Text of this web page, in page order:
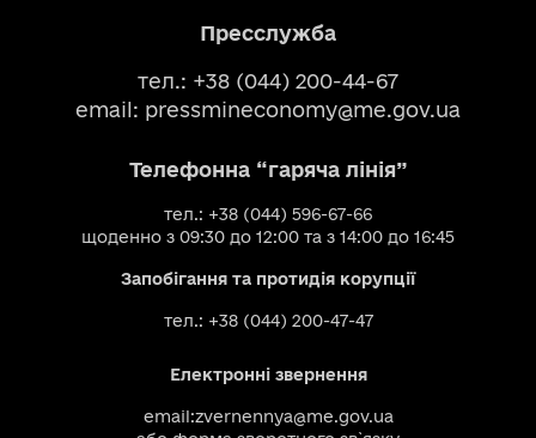
Пресслужба
тел.: +38 (044) 200-44-67
email: pressmineconomy@me.gov.ua
Телефонна “гаряча лінія”
тел.: +38 (044) 596-67-66
щоденно з 09:30 до 12:00 та з 14:00 до 16:45
Запобігання та протидія корупції
тел.: +38 (044) 200-47-47
Електронні звернення
email:zvernennya@me.gov.ua